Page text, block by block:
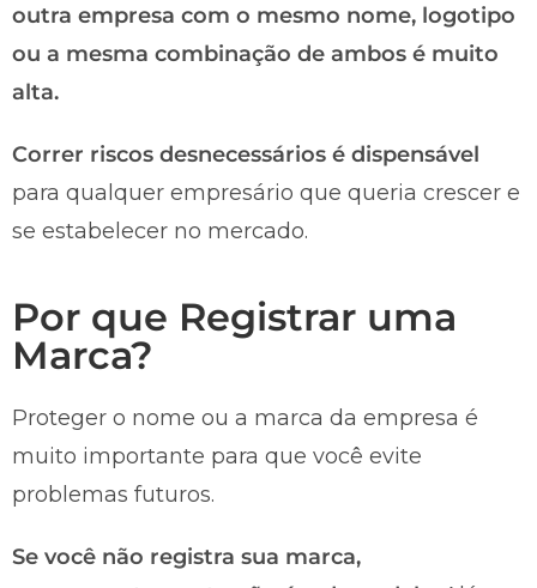
outra empresa com o mesmo nome, logotipo
ou a mesma combinação de ambos é muito
alta.
Correr riscos desnecessários é dispensável
para qualquer empresário que queria crescer e
se estabelecer no mercado.
Por que Registrar uma
Marca?
Proteger o nome ou a marca da empresa é
muito importante para que você evite
problemas futuros.
Se você não registra sua marca,